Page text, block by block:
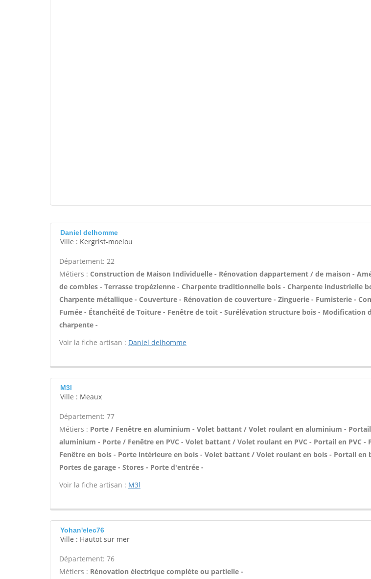
Daniel delhomme
Ville : Kergrist-moelou
Département: 22
Métiers : Construction de Maison Individuelle - Rénovation dappartement / de maison -
de combles - Terrasse tropézienne - Charpente traditionnelle bois - Charpente industrielle
Charpente métallique - Couverture - Rénovation de couverture - Zinguerie - Fumisterie -
Fumée - Étanchéité de Toiture - Fenêtre de toit - Surélévation structure bois - Modification
charpente -
Voir la fiche artisan : Daniel delhomme
M3l
Ville : Meaux
Département: 77
Métiers : Porte / Fenêtre en aluminium - Volet battant / Volet roulant en aluminium -
aluminium - Porte / Fenêtre en PVC - Volet battant / Volet roulant en PVC - Portail en PVC -
Fenêtre en bois - Porte intérieure en bois - Volet battant / Volet roulant en bois - Portail en
Portes de garage - Stores - Porte d'entrée -
Voir la fiche artisan : M3l
Yohan'elec76
Ville : Hautot sur mer
Département: 76
Métiers : Rénovation électrique complète ou partielle -